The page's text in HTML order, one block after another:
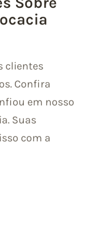
clientes
Confira
em nosso
Suas
com a